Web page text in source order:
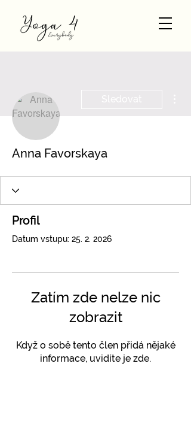
Anna Favorskaya
Profil
Datum vstupu: 25. 2. 2026
Zatím zde nelze nic
zobrazit
Když o sobě tento člen přidá nějaké
informace, uvidíte je zde.